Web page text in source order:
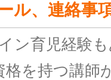
ル、連絡事
ン育児経験
格を持つ講師